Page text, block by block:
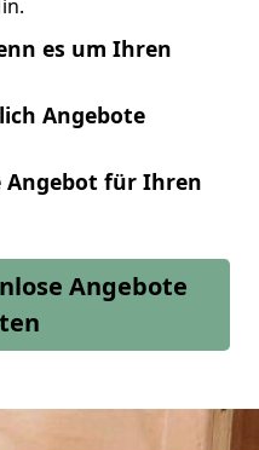
es um Ihren
Angebote
Angebot für Ihren
Angebote